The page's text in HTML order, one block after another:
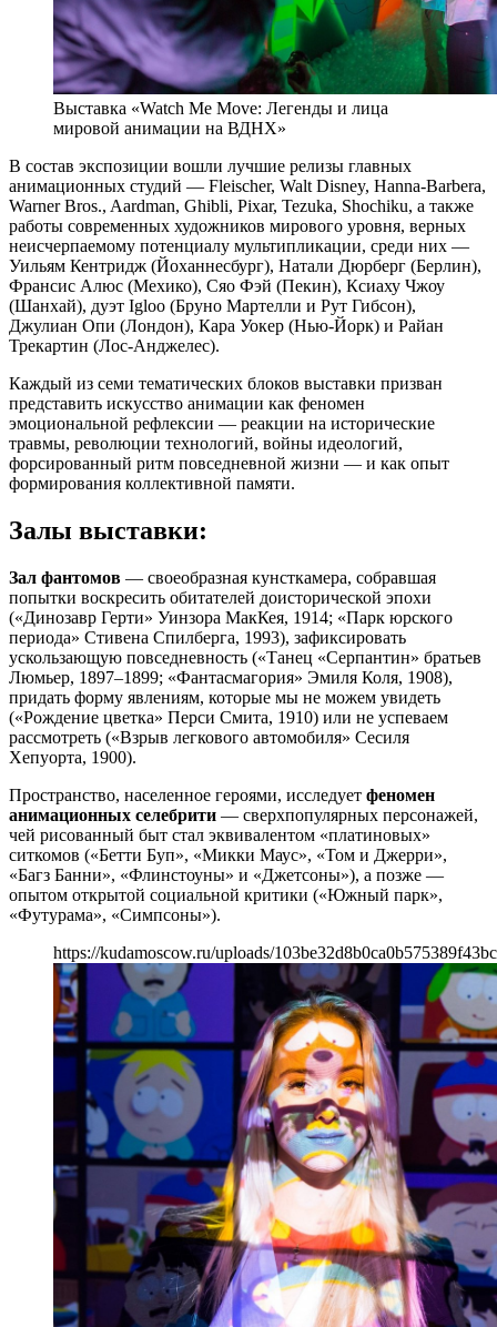
Выставка «Watch Me Move: Легенды и лица
мировой анимации на ВДНХ»
В состав экспозиции вошли лучшие релизы главных
анимационных студий — Fleischer, Walt Disney, Hanna-Barbera,
Warner Bros., Aardman, Ghibli, Pixar, Tezuka, Shochiku, а также
работы современных художников мирового уровня, верных
неисчерпаемому потенциалу мультипликации, среди них —
Уильям Кентридж (Йоханнесбург), Натали Дюрберг (Берлин),
Франсис Алюс (Мехико), Сяо Фэй (Пекин), Ксиаху Чжоу
(Шанхай), дуэт Igloo (Бруно Мартелли и Pут Гибсон),
Джулиан Опи (Лондон), Кара Уокер (Нью-Йорк) и Райан
Трекартин (Лос-Анджелес).
Каждый из семи тематических блоков выставки призван
представить искусство анимации как феномен
эмоциональной рефлексии — реакции на исторические
травмы, революции технологий, войны идеологий,
форсированный ритм повседневной жизни — и как опыт
формирования коллективной памяти.
Залы выставки:
Зал фантомов — своеобразная кунсткамера, собравшая
попытки воскресить обитателей доисторической эпохи
(«Динозавр Герти» Уинзора МакКея, 1914; «Парк юрского
периода» Стивена Спилберга, 1993), зафиксировать
ускользающую повседневность («Танец «Серпантин» братьев
Люмьер, 1897–1899; «Фантасмагория» Эмиля Коля, 1908),
придать форму явлениям, которые мы не можем увидеть
(«Рождение цветка» Перси Смита, 1910) или не успеваем
рассмотреть («Взрыв легкового автомобиля» Сесиля
Хепуорта, 1900).
Пространство, населенное героями, исследует феномен
анимационных селебрити — сверхпопулярных персонажей,
чей рисованный быт стал эквивалентом «платиновых»
ситкомов («Бетти Буп», «Микки Маус», «Том и Джерри»,
«Багз Банни», «Флинстоуны» и «Джетсоны»), а позже —
опытом открытой социальной критики («Южный парк»,
«Футурама», «Симпсоны»).
https://kudamoscow.ru/uploads/